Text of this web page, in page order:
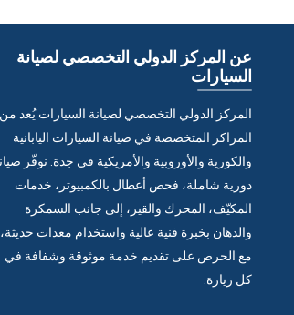
عن المركز الدولي التخصصي لصيانة
السيارات
المركز الدولي التخصصي لصيانة السيارات يُعد من
المراكز المتخصصة في صيانة السيارات اليابانية
والكورية والأوروبية والأمريكية في جدة. نوفّر
دورية شاملة، فحص أعطال بالكمبيوتر، خدمات
المكيّف، المحرك والقير، إلى جانب السمكرة
والدهان بخبرة فنية عالية واستخدام معدات حديثة،
مع الحرص على تقديم خدمة موثوقة وشفافة في
كل زيارة.